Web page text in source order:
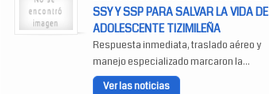
SSY Y SSP PARA SALVAR LA VIDA DE
ADOLESCENTE TIZIMILEÑA
Respuesta inmediata, traslado aéreo y
manejo especializado marcaron la...
Ver las noticias